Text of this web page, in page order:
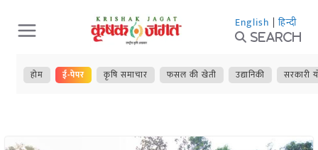
Skip
to
content
English | हिन्दी
Search
होम ई-पेपर कृषि समाचार फसल की खेती उद्यानिकी सरकारी